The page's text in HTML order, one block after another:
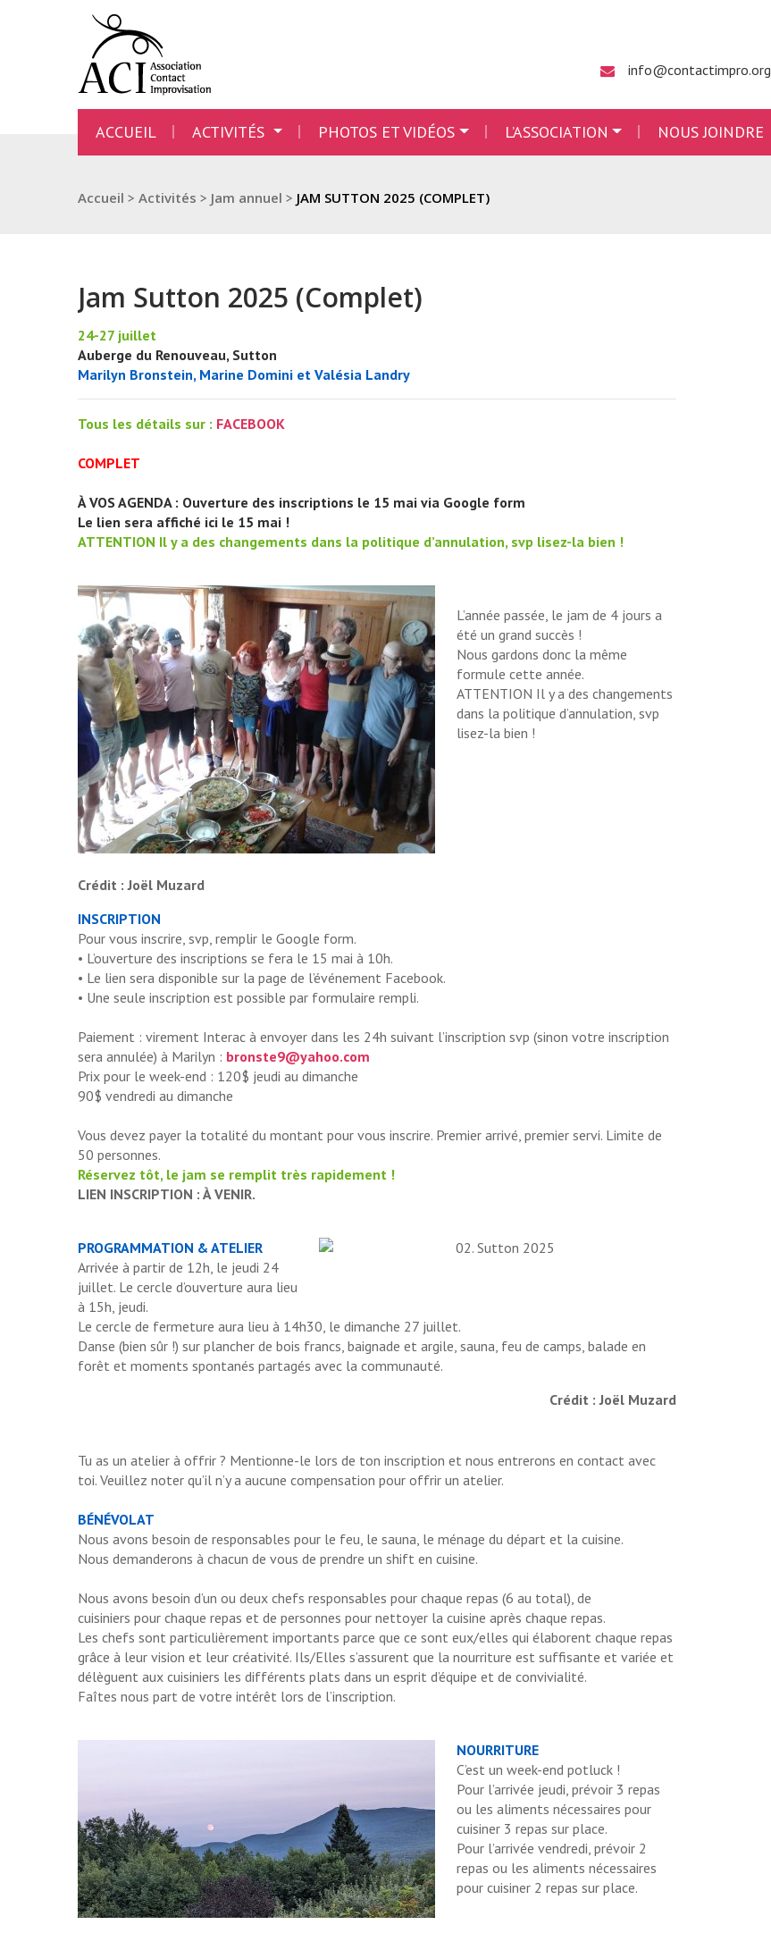
info@contactimpro.org
ACCUEIL ACTIVITÉS PHOTOS ET VIDÉOS L’ASSOCIATION NOUS JOINDRE
Accueil > Activités > Jam annuel > JAM SUTTON 2025 (COMPLET)
Jam Sutton 2025 (Complet)
24-27 juillet
Auberge du Renouveau, Sutton
Marilyn Bronstein, Marine Domini et Valésia Landry
Tous les détails sur : FACEBOOK
COMPLET
À VOS AGENDA : Ouverture des inscriptions le 15 mai via Google form
Le lien sera affiché ici le 15 mai !
ATTENTION Il y a des changements dans la politique d’annulation, svp lisez-la bien !
L’année passée, le jam de 4 jours a
été un grand succès !
Nous gardons donc la même
formule cette année.
ATTENTION Il y a des changements
dans la politique d’annulation, svp
lisez-la bien !
Crédit : Joël Muzard
INSCRIPTION
Pour vous inscrire, svp, remplir le Google form.
• L’ouverture des inscriptions se fera le 15 mai à 10h.
• Le lien sera disponible sur la page de l’événement Facebook.
• Une seule inscription est possible par formulaire rempli.
Paiement : virement Interac à envoyer dans les 24h suivant l’inscription svp (sinon votre inscription
sera annulée) à Marilyn : bronste9@yahoo.com
Prix pour le week-end : 120$ jeudi au dimanche
90$ vendredi au dimanche
Vous devez payer la totalité du montant pour vous inscrire. Premier arrivé, premier servi. Limite de
50 personnes.
Réservez tôt, le jam se remplit très rapidement !
LIEN INSCRIPTION : À VENIR.
PROGRAMMATION & ATELIER
Arrivée à partir de 12h, le jeudi 24
juillet. Le cercle d’ouverture aura lieu
à 15h, jeudi.
Le cercle de fermeture aura lieu à 14h30, le dimanche 27 juillet.
Danse (bien sûr !) sur plancher de bois francs, baignade et argile, sauna, feu de camps, balade en
forêt et moments spontanés partagés avec la communauté.
Crédit : Joël Muzard
Tu as un atelier à offrir ? Mentionne-le lors de ton inscription et nous entrerons en contact avec
toi. Veuillez noter qu’il n’y a aucune compensation pour offrir un atelier.
BÉNÉVOLAT
Nous avons besoin de responsables pour le feu, le sauna, le ménage du départ et la cuisine.
Nous demanderons à chacun de vous de prendre un shift en cuisine.
Nous avons besoin d’un ou deux chefs responsables pour chaque repas (6 au total), de
cuisiniers pour chaque repas et de personnes pour nettoyer la cuisine après chaque repas.
Les chefs sont particulièrement importants parce que ce sont eux/elles qui élaborent chaque repas
grâce à leur vision et leur créativité. Ils/Elles s’assurent que la nourriture est suffisante et variée et
délèguent aux cuisiniers les différents plats dans un esprit d’équipe et de convivialité.
Faîtes nous part de votre intérêt lors de l’inscription.
NOURRITURE
C’est un week-end potluck !
Pour l’arrivée jeudi, prévoir 3 repas
ou les aliments nécessaires pour
cuisiner 3 repas sur place.
Pour l’arrivée vendredi, prévoir 2
repas ou les aliments nécessaires
pour cuisiner 2 repas sur place.